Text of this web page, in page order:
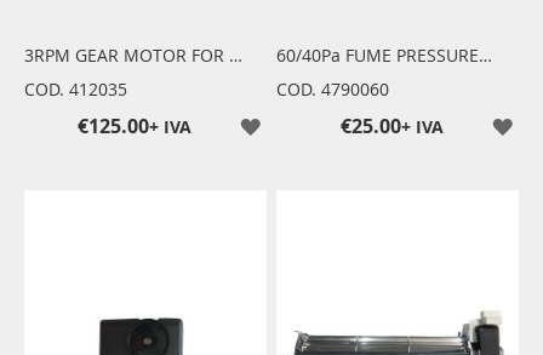
3RPM GEAR MOTOR FOR PELLET LOADING AUGER
COD. 412035
+ IVA
€125.00
60/40Pa FUME PRESSURE SWITCH
COD. 4790060
+ IVA
€25.00